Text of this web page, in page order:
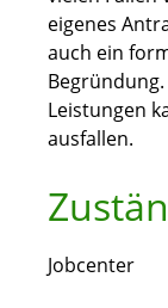
eigenes
auch ein
Leistungen
ausfallen.
Jobcenter